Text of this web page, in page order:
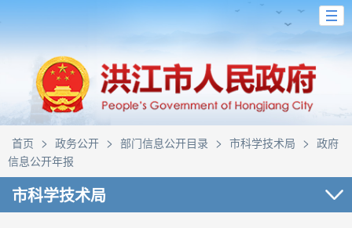
首页 > 政务公开 > 部门信息公开目录 > 市科学技术局 > 政府
信息公开年报
市科学技术局